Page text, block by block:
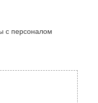
с персоналом